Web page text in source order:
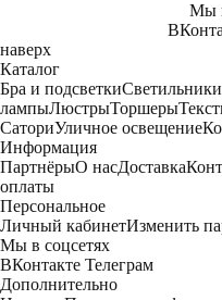
Мы
наверх
Каталог
Бра и подсветкиСветильники
лампыЛюстрыТоршеры
СаториУличное освещение
Информация
ПартнёрыО насДоставка
оплаты
Персональное
Личный кабинетИзменить
Мы в соцсетях
ВКонтакте Телеграм
Дополнительно